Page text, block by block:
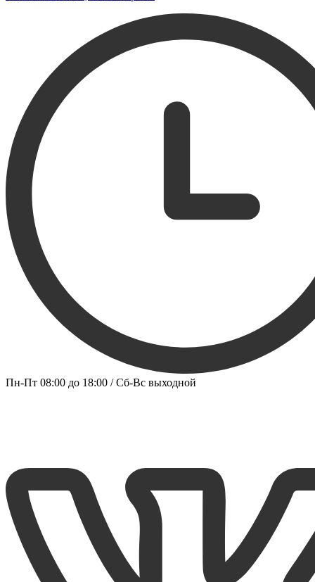
Пн-Пт 08:00 до 18:00 / Сб-Вс выходной